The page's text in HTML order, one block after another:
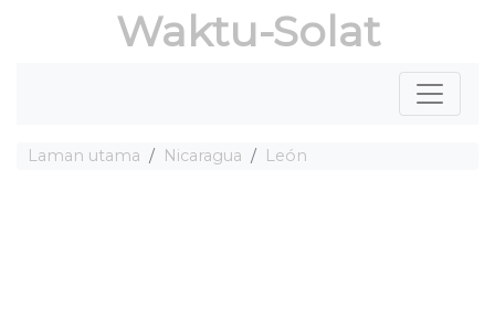
Waktu-Solat
Laman utama Nicaragua León